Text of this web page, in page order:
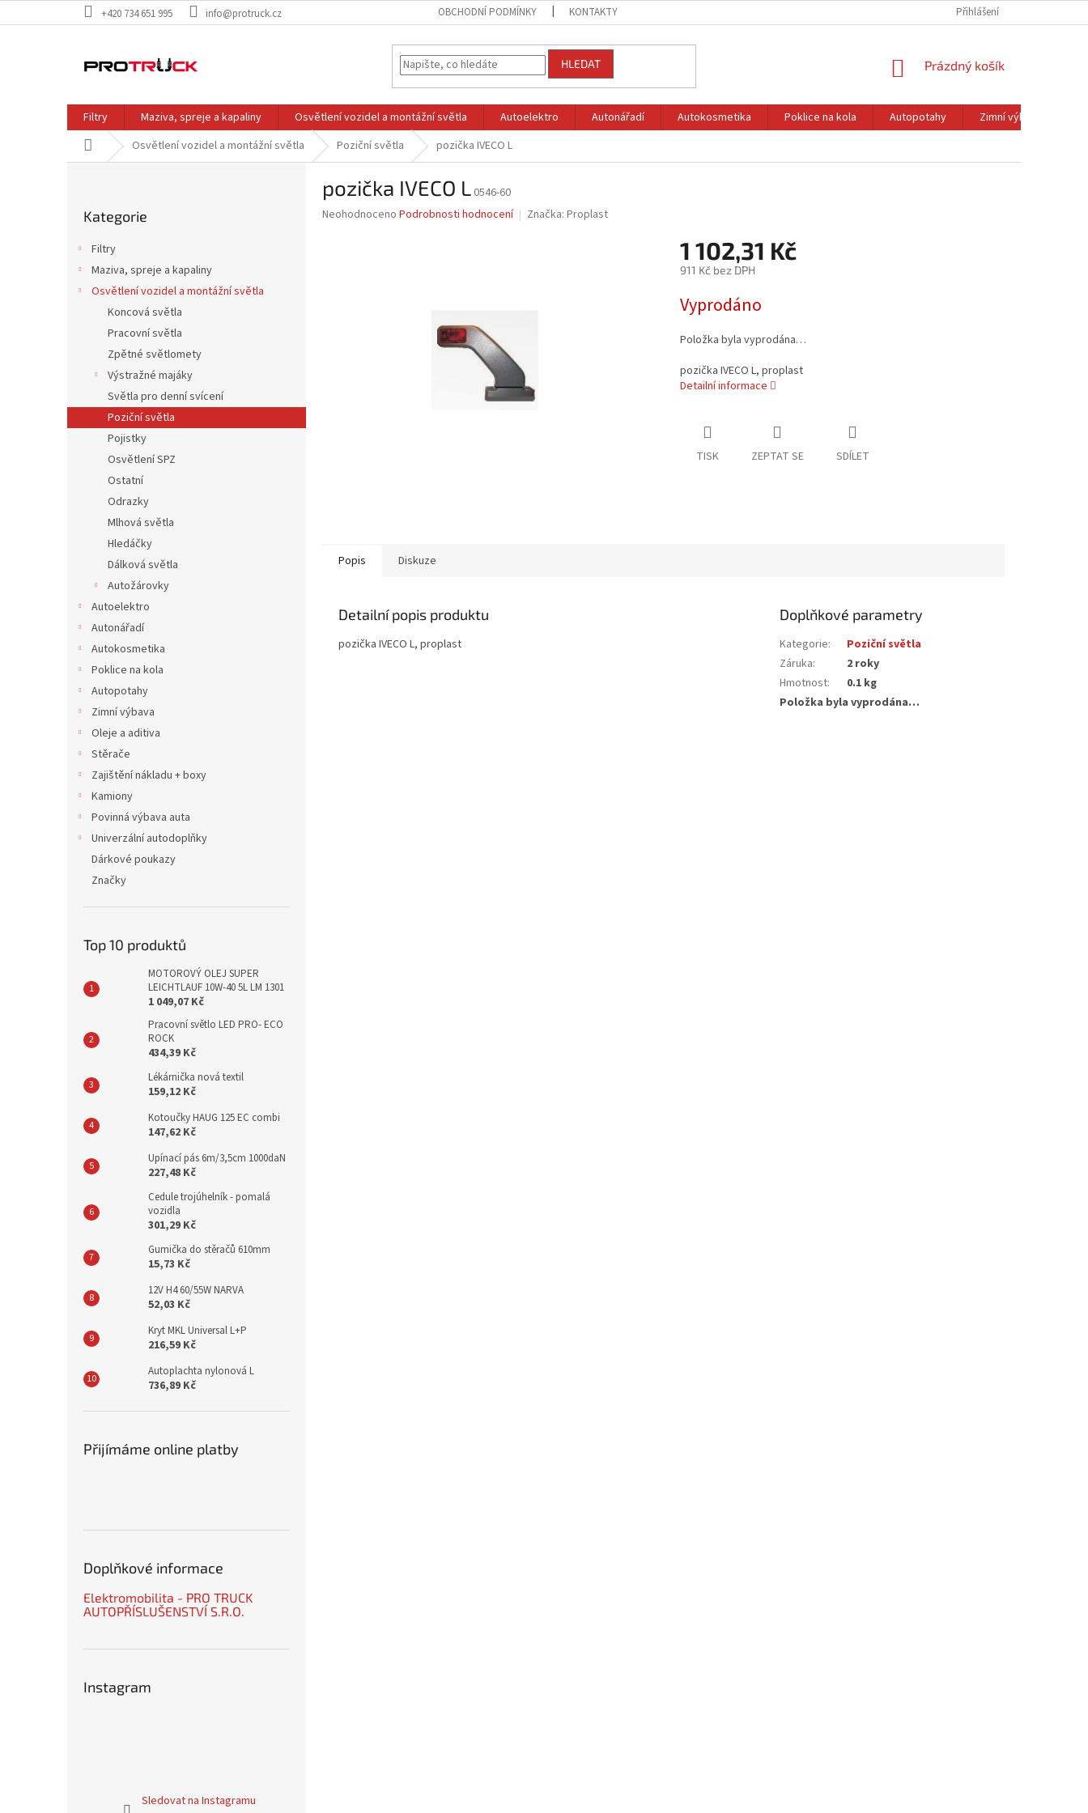
na
+420 734 651 995 info@protruck.cz OBCHODNÍ PODMÍNKY KONTAKTY Přihlášení
HLEDAT
NÁKUPNÍ
Prázdný košík
Filtry Maziva, spreje a kapaliny Osvětlení vozidel a montážní světla Autoelektro Autonářadí Autokosmetika Poklice na kola Autopotahy Zimní výbava
Domů Osvětlení vozidel a montážní světla Poziční světla pozička IVECO L
l
kategorie
Kategorie
Filtry
Maziva, spreje a kapaliny
Osvětlení vozidel a montážní světla
Koncová světla
Pracovní světla
Zpětné světlomety
Výstražné majáky
Světla pro denní svícení
Poziční světla
Pojistky
Osvětlení SPZ
Ostatní
Odrazky
Mlhová světla
Hledáčky
Dálková světla
Autožárovky
Autoelektro
Autonářadí
Autokosmetika
Poklice na kola
Autopotahy
Zimní výbava
Oleje a aditiva
Stěrače
Zajištění nákladu + boxy
Kamiony
Povinná výbava auta
Univerzální autodoplňky
Dárkové poukazy
Značky
Top 10 produktů
MOTOROVÝ OLEJ SUPER
LEICHTLAUF 10W-40 5L LM 1301
1 049,07 Kč
Pracovní světlo LED PRO- ECO
ROCK
434,39 Kč
Lékárnička nová textil
159,12 Kč
Kotoučky HAUG 125 EC combi
147,62 Kč
Upínací pás 6m/3,5cm 1000daN
227,48 Kč
Cedule trojúhelník - pomalá
vozidla
301,29 Kč
Gumička do stěračů 610mm
15,73 Kč
12V H4 60/55W NARVA
52,03 Kč
Kryt MKL Universal L+P
216,59 Kč
Autoplachta nylonová L
736,89 Kč
Přijímáme online platby
Doplňkové informace
Elektromobilita - PRO TRUCK
AUTOPŘÍSLUŠENSTVÍ S.R.O.
Instagram
Sledovat na Instagramu
pozička IVECO L 0546-60
Průměrné
Neohodnoceno Podrobnosti hodnocení Značka: Proplast
1 102,31 Kč
911 Kč bez DPH
cena:
Vyprodáno
Položka byla vyprodána…
pozička IVECO L, proplast
Detailní informace
TISK ZEPTAT SE SDÍLET
Popis Diskuze
Detailní popis produktu
pozička IVECO L, proplast
Doplňkové parametry
Kategorie:
Poziční světla
Záruka:
2 roky
Hmotnost:
0.1 kg
Položka byla vyprodána…